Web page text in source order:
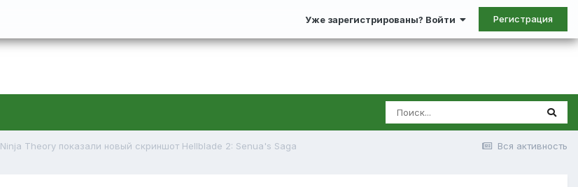
Уже зарегистрированы? Войти Регистрация
Вся активность
Ninja Theory показали новый скриншот Hellblade 2: Senua's Saga